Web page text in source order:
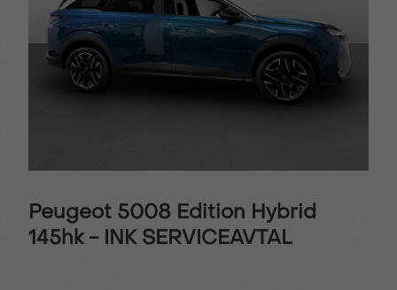
Peugeot 5008 Edition Hybrid
145hk - INK SERVICEAVTAL